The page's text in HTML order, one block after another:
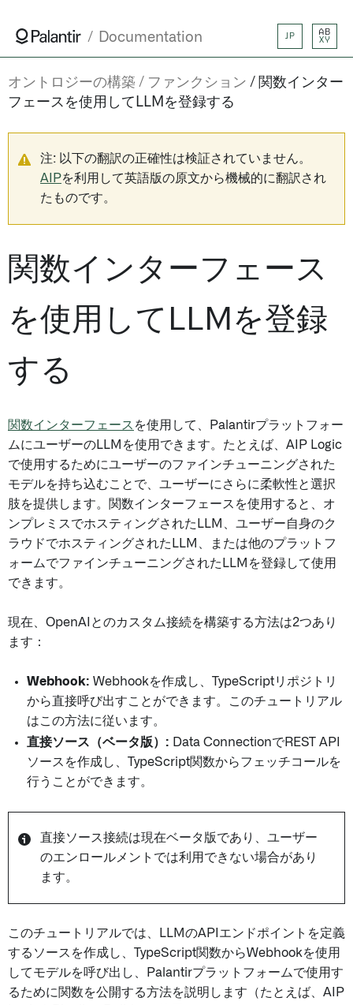
Documentation JP
AB
XY
オントロジーの構築 ファンクション
関数インター
フェースを使用してLLMを登録する
注: 以下の翻訳の正確性は検証されていません。
AIPを利用して英語版の原文から機械的に翻訳され
たものです。
関数インターフェース
を使用してLLMを登録
する
関数インターフェース を使用して、Palantirプラットフォー
ムにユーザーのLLMを使用できます。たとえば、AIP Logic
で使用するためにユーザーのファインチューニングされた
モデルを持ち込むことで、ユーザーにさらに柔軟性と選択
肢を提供します。関数インターフェースを使用すると、オ
ンプレミスでホスティングされたLLM、ユーザー自身のク
ラウドでホスティングされたLLM、または他のプラットフ
ォームでファインチューニングされたLLMを登録して使用
できます。
現在、OpenAIとのカスタム接続を構築する方法は2つあり
ます：
Webhook: Webhookを作成し、TypeScriptリポジトリ
から直接呼び出すことができます。このチュートリアル
はこの方法に従います。
直接ソース（ベータ版）: Data ConnectionでREST API
ソースを作成し、TypeScript関数からフェッチコールを
行うことができます。
直接ソース接続は現在ベータ版であり、ユーザー
のエンロールメントでは利用できない場合があり
ます。
このチュートリアルでは、LLMのAPIエンドポイントを定義
するソースを作成し、TypeScript関数からWebhookを使用
してモデルを呼び出し、Palantirプラットフォームで使用す
るために関数を公開する方法を説明します（たとえば、AIP